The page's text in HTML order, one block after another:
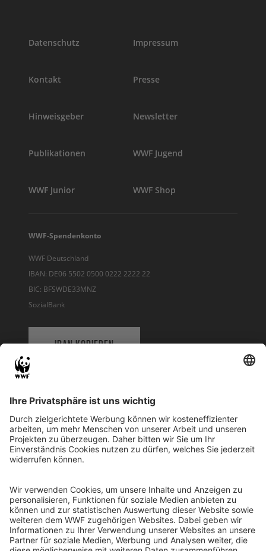
Datenschutz Impressum
Kontakt Presse
Hinweisgeber Newsletter
Publikationen WWF Jugend
WWF Junior WWF Shop
WWF-Spendenkonto
WWF Deutschland
IBAN: DE06 5502 0500 0222 2222 22
BIC: BFSWDE33MNZ
SozialBank
IBAN KOPIEREN
WWF Deutschland
Reinhardtstr. 18
10117 Berlin
Ihre Spende kann steuerlich geltend gemacht werden
Registriert als Stiftung WWF Deutschland, Senatsverwaltung für
Justiz Berlin, Az: 3416/976/2